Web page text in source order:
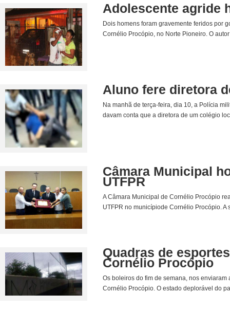
Adolescente agride
Dois homens foram gravemente feridos por
Cornélio Procópio, no Norte Pioneiro. O
Aluno fere diretora
Na manhã de terça-feira, dia 10, a Polícia
davam conta que a diretora de um colégio
Câmara Municipal
UTFPR
A Câmara Municipal de Cornélio Procópio
UTFPR no municípiode Cornélio Procópio.
Quadras de
Cornélio Procópio
Os boleiros do fim de semana, nos
Cornélio Procópio. O estado deplorável do